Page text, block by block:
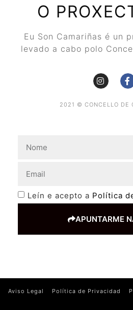
O
Eu Son Camariñas é un
levado a cabo polo
2021 © CONCELLO DE
Leín e acepto a Política
APUNTARME
Aviso Legal Política de Privacidad